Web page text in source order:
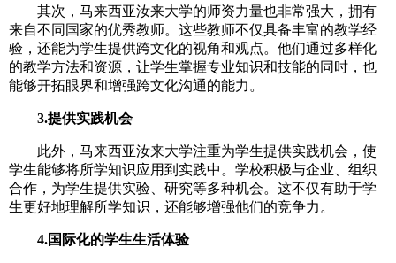
其次，马来西亚汝来大学的师资力量也非常强大，拥有
来自不同国家的优秀教师。这些教师不仅具备丰富的教学经
验，还能为学生提供跨文化的视角和观点。他们通过多样化
的教学方法和资源，让学生掌握专业知识和技能的同时，也
能够开拓眼界和增强跨文化沟通的能力。
3.提供实践机会
此外，马来西亚汝来大学注重为学生提供实践机会，使
学生能够将所学知识应用到实践中。学校积极与企业、组织
合作，为学生提供实验、研究等多种机会。这不仅有助于学
生更好地理解所学知识，还能够增强他们的竞争力。
4.国际化的学生生活体验